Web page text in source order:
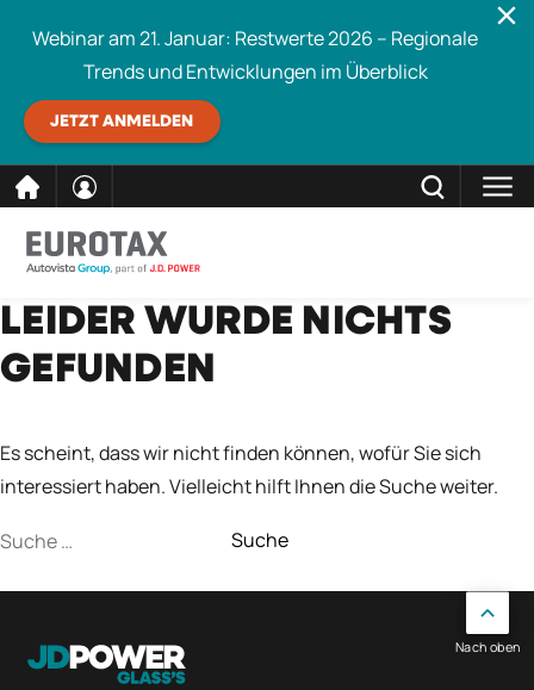
direkt
zum
Inhalt
Webinar am 21. Januar: Restwerte 2026 – Regionale
Trends und Entwicklungen im Überblick
JETZT ANMELDEN
Eurotax durchsuchen SCHLIESSEN
LEIDER WURDE NICHTS
GEFUNDEN
Es scheint, dass wir nicht finden können, wofür Sie sich
interessiert haben. Vielleicht hilft Ihnen die Suche weiter.
Suche
Nach oben